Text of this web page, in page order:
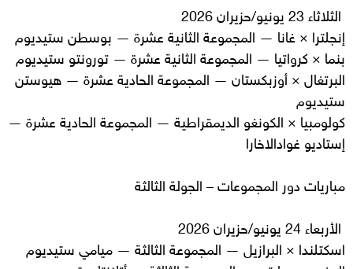
الثلاثاء 23 يونيو/حزيران 2026
إنجلترا × غانا — المجموعة الثانية عشرة — بوسطن ستيديوم
بنما × كرواتيا — المجموعة الثانية عشرة — تورونتو ستيديوم
البرتغال × أوزبكستان — المجموعة الحادية عشرة — هيوستن
ستيديوم
كولومبيا × الكونغو الديمقراطية — المجموعة الحادية عشرة —
إستاديو غوادالاخارا
مباريات دور المجموعات – الجولة الثالثة
الأربعاء 24 يونيو/حزيران 2026
اسكتلندا × البرازيل — المجموعة الثالثة — ميامي ستيديوم